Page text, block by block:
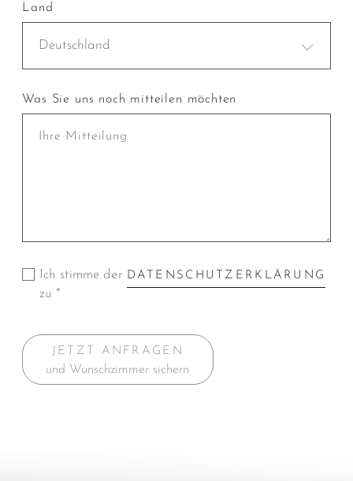
Land
Deutschland
Was Sie uns noch mitteilen möchten
Ich stimme der DATENSCHUTZERKLÄRUNG
zu *
JETZT ANFRAGEN
und Wunschzimmer sichern